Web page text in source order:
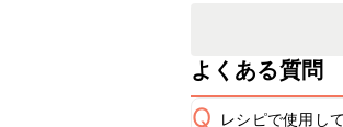
よくある質問
Q レシピで使用し